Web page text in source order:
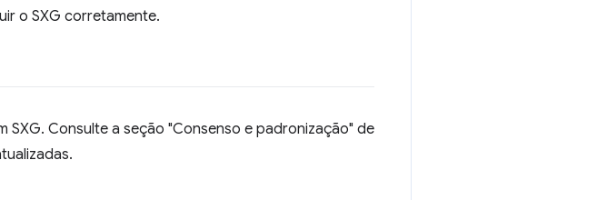
o SXG corretamente.
Consulte a seção "Consenso e padronização" de